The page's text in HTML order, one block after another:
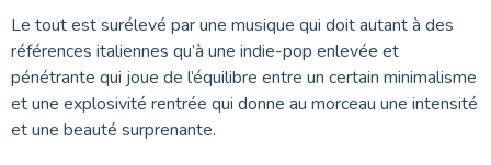
Le tout est surélevé par une musique qui doit autant à des
références italiennes qu’à une indie-pop enlevée et
pénétrante qui joue de l’équilibre entre un certain minimalisme
et une explosivité rentrée qui donne au morceau une intensité
et une beauté surprenante.